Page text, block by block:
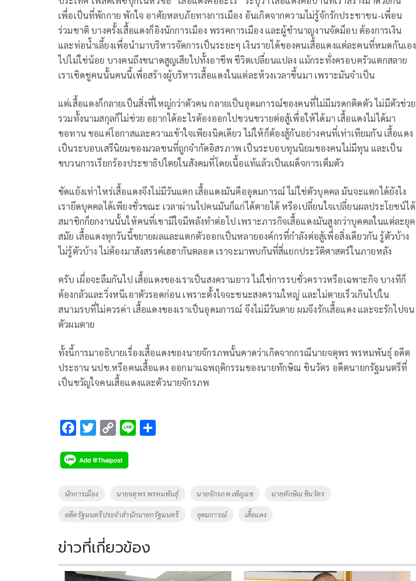
เพื่อเป็นที่พักกาย พักใจ อาศัยหลบภัยทางการเมือง อันเกิดจากความไม่รู้จักรักประชาชน-เพื่อน
ร่วมชาติ บางครั้งเสื้อแดงก็อิงนักการเมือง พรรคการเมือง และผู้ชำนาญงานจัดม็อบ ต้องการเงิน
และท่อน้ำเลี้ยงเพื่อนำมาบริหารจัดการเป็นระยะๆ เงินรายได้ของคนเสื้อแดงแต่ละคนที่หมดกันเอง
ไปไม่ใช่น้อย บางคนถึงขนาดสูญเสียไปทั้งอาชีพ ชีวิตเปลี่ยนแปลง แม้กระทั่งครอบครัวแตกสลาย
เราเชิดชูคนนั้นคนนี้เพื่อสร้างผู้บริหารเสื้อแดงในแต่ละห้วงเวลาขึ้นมา เพราะมันจำเป็น
แต่เสื้อแดงก็กลายเป็นสิ่งที่ใหญ่กว่าตัวคน กลายเป็นอุดมการณ์ของคนที่ไม่มีมรดกติดตัว ไม่มีตัวช่วย
รวมทั้งนามสกุลก็ไม่ช่วย อยากได้อะไรต้องออกไปขวนขวายต่อสู้เพื่อให้ได้มา เสื้อแดงไม่ได้มา
ขอทาน ขอแค่โอกาสและความเข้าใจเพียงนิดเดียว ไม่ให้ก็ต้องสู้กันอย่างคนที่เท่าเทียมกัน เสื้อแดง
เป็นระบอบเสรีนิยมของมวลชนที่ถูกจำกัดอิสรภาพ เป็นระบอบทุนนิยมของคนไม่มีทุน และเป็น
ขบวนการเรียกร้องประชาธิปไตยในสังคมที่โดยเนื้อแท้แล้วเป็นเผด็จการเต็มตัว
ขัดแย้งเท่าไหร่เสื้อแดงจึงไม่มีวันแตก เสื้อแดงมันคืออุดมการณ์ ไม่ใช่ตัวบุคคล มันจะแตกได้ยังไง
เรายึดบุคคลได้เพียงชั่วขณะ เวลาผ่านไปคนมันก็แก่ได้ตายได้ หรือเปลี่ยนใจเปลี่ยนผลประโยชน์ได้
สมาชิกก็ยกงานนั้นให้คนที่เขามีใจมีพลังทำต่อไป เพราะภารกิจเสื้อแดงมันสูงกว่าบุคคลในแต่ละยุค
สมัย เสื้อแดงทุกวันนี้ขยายผลและแตกตัวออกเป็นหลายองค์กรที่กำลังต่อสู้เพื่อสิ่งเดียวกัน รู้ตัวบ้าง
ไม่รู้ตัวบ้าง ไม่ต้องมาสังสรรค์เฮฮากันตลอด เราจะมาพบกันที่สี่แยกประวัติศาสตร์ในภายหลัง
ครับ เผื่อจะลืมกันไป เสื้อแดงของเราเป็นสงครามยาว ไม่ใช่การรบชั่วคราวหรือเฉพาะกิจ บางทีก็
ต้องกลัวและวิ่งหนีเอาตัวรอดก่อน เพราะตั้งใจจะชนะสงครามใหญ่ และไม่ตายเร็วเกินไปใน
สนามรบที่ไม่ควรค่า เสื้อแดงของเราเป็นอุดมการณ์ จึงไม่มีวันตาย ผมจึงรักเสื้อแดง และจะรักไปจน
ตัวผมตาย
ทั้งนี้การมาอธิบายเรื่องเสื้อแดงของนายจักรภพนั้นคาดว่าเกิดจากกรณีนายจตุพร พรหมพันธุ์ อดีต
ประธาน นปช.หรือคนเสื้อแดง ออกมาแฉพฤติกรรมของนายทักษิณ ชินวัตร อดีตนายกรัฐมนตรีที่
เป็นขวัญใจคนเสื้อแดงและตัวนายจักรภพ
F
e
b
o
o
k
T
tt
er
C
p
y
Li
n
k
Li
Tags
นักการเมือง นายจตุพร พรหมพันธุ์ นายจักรภพ เพ็ญแข นายทักษิณ ชินวัตร
อดีตรัฐมนตรีประจำสำนักนายกรัฐมนตรี อุดมการณ์ เสื้อแดง
ข่าวที่เกี่ยวข้อง